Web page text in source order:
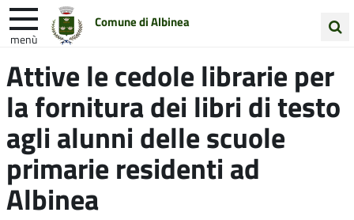
Comune di Albinea
menù
nel
sito
Entra in Comune Vivi Albinea
Unione Colline Matildiche
Attive le cedole librarie per
la fornitura dei libri di testo
agli alunni delle scuole
primarie residenti ad
Albinea